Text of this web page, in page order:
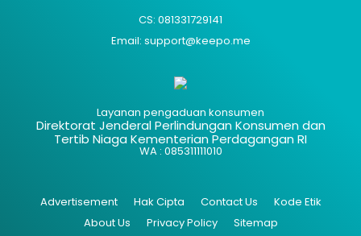
CS: 081331729141
Email: support@keepo.me
Layanan pengaduan konsumen
Direktorat Jenderal Perlindungan Konsumen dan
Tertib Niaga Kementerian Perdagangan RI
WA : 085311111010
Advertisement Hak Cipta Contact Us
Kode Etik
About Us
Privacy Policy Sitemap